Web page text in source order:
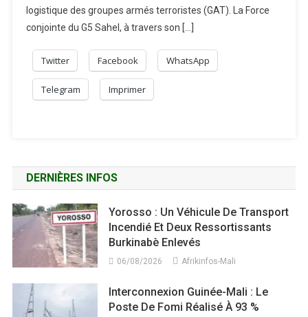
logistique des groupes armés terroristes (GAT). La Force
conjointe du G5 Sahel, à travers son […]
Twitter Facebook WhatsApp
Telegram Imprimer
DERNIÈRES INFOS
Yorosso : Un Véhicule De Transport
Incendié Et Deux Ressortissants
Burkinabè Enlevés
06/08/2026 Afrikinfos-Mali
Interconnexion Guinée-Mali : Le
Poste De Fomi Réalisé À 93 %